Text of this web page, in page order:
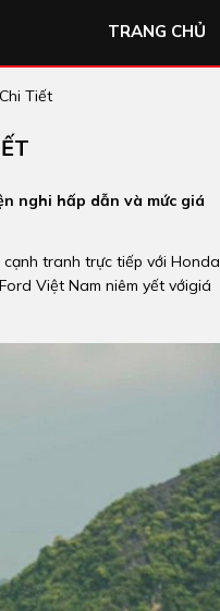
TRANG CHỦ
Tiết
nghi hấp dẫn và mức giá
tranh trực tiếp với Honda
Việt Nam niêm yết vớigiá